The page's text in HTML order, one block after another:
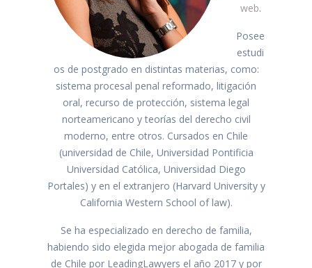
web.
Posee
estudi
os de postgrado en distintas materias, como:
sistema procesal penal reformado, litigación
oral, recurso de protección, sistema legal
norteamericano y teorías del derecho civil
moderno, entre otros. Cursados en Chile
(universidad de Chile, Universidad Pontificia
Universidad Católica, Universidad Diego
Portales) y en el extranjero (Harvard University y
California Western School of law).
Se ha especializado en derecho de familia,
habiendo sido elegida mejor abogada de familia
de Chile por LeadingLawyers el año 2017 y por